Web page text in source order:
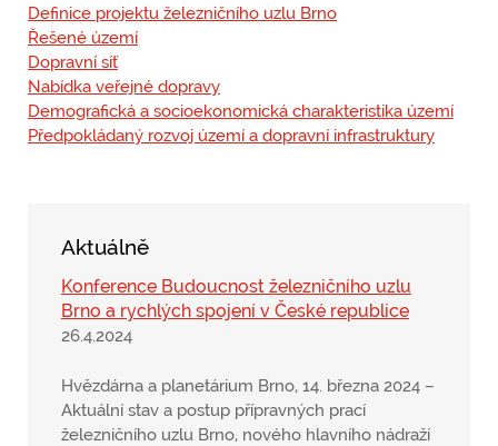
Definice projektu železničního uzlu Brno
Řešené území
Dopravní síť
Nabídka veřejné dopravy
Demografická a socioekonomická charakteristika území
Předpokládaný rozvoj území a dopravní infrastruktury
Aktuálně
Konference Budoucnost železničního uzlu
Brno a rychlých spojení v České republice
26.4.2024
Hvězdárna a planetárium Brno, 14. března 2024 –
Aktuální stav a postup přípravných prací
železničního uzlu Brno, nového hlavního nádraží